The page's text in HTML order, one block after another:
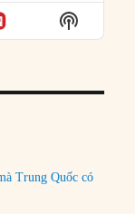
Show
Podcast
Trung Quốc có